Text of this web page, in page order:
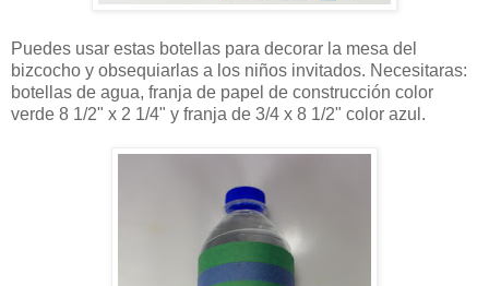
Puedes usar estas botellas para decorar la mesa del
bizcocho y obsequiarlas a los niños invitados. Necesitaras:
botellas de agua, franja de papel de construcción color
verde 8 1/2" x 2 1/4" y franja de 3/4 x 8 1/2" color azul.